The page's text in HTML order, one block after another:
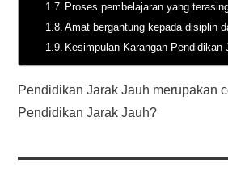
Proses pembelajaran yang
Amat bergantung kepada disiplin
Kesimpulan Karangan Pendidikan
Pendidikan Jarak Jauh merupakan
Pendidikan Jarak Jauh?